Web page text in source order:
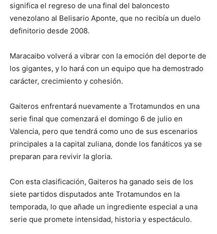
significa el regreso de una final del baloncesto
venezolano al Belisario Aponte, que no recibía un duelo
definitorio desde 2008.
Maracaibo volverá a vibrar con la emoción del deporte de
los gigantes, y lo hará con un equipo que ha demostrado
carácter, crecimiento y cohesión.
Gaiteros enfrentará nuevamente a Trotamundos en una
serie final que comenzará el domingo 6 de julio en
Valencia, pero que tendrá como uno de sus escenarios
principales a la capital zuliana, donde los fanáticos ya se
preparan para revivir la gloria.
Con esta clasificación, Gaiteros ha ganado seis de los
siete partidos disputados ante Trotamundos en la
temporada, lo que añade un ingrediente especial a una
serie que promete intensidad, historia y espectáculo.